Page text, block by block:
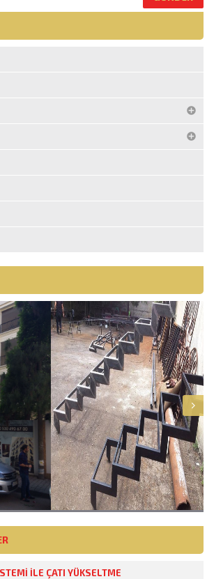
ILE ÇATI YÜKSELTME